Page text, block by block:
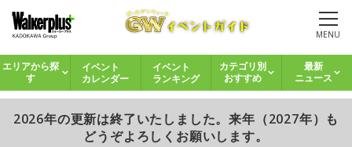
MENU
エリアから探
す
イベント
カレンダー
イベント
ランキング
カテゴリ別
おすすめ
最新
ニュース
2026年の更新は終了いたしました。来年（2027年）も
どうぞよろしくお願いします。